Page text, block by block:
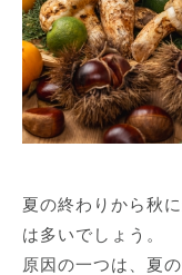
夏の終わりから秋
は多いでしょう。
原因の一つは、夏